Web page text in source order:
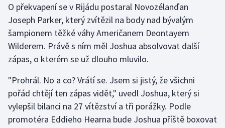
Krasobruslení
Lezení
Lyže a snowboard
Moderní pětiboj
Motorsport
O překvapení se v Rijádu postaral Novozélanďan
Joseph Parker, který zvítězil na body nad bývalým
šampionem těžké váhy Američanem Deontayem
Wilderem. Právě s ním měl Joshua absolvovat další
zápas, o kterém se už dlouho mluvilo.
"Prohrál. No a co? Vrátí se. Jsem si jistý, že všichni
pořád chtějí ten zápas vidět," uvedl Joshua, který si
vylepšil bilanci na 27 vítězství a tři porážky. Podle
promotéra Eddieho Hearna bude Joshua příště boxovat